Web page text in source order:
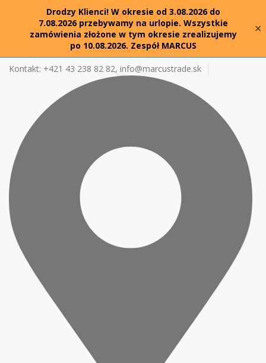
Drodzy Klienci! W okresie od 3.08.2026 do
7.08.2026 przebywamy na urlopie. Wszystkie
zamówienia złożone w tym okresie zrealizujemy
po 10.08.2026. Zespół MARCUS
×
Kontakt: +421 43 238 82 82, info@marcustrade.sk